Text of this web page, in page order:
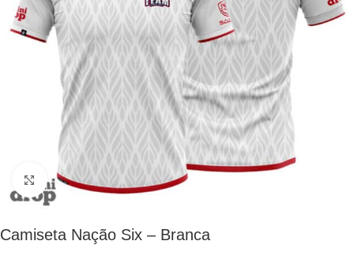
Clique para ampliar
Camiseta Nação Six – Branca